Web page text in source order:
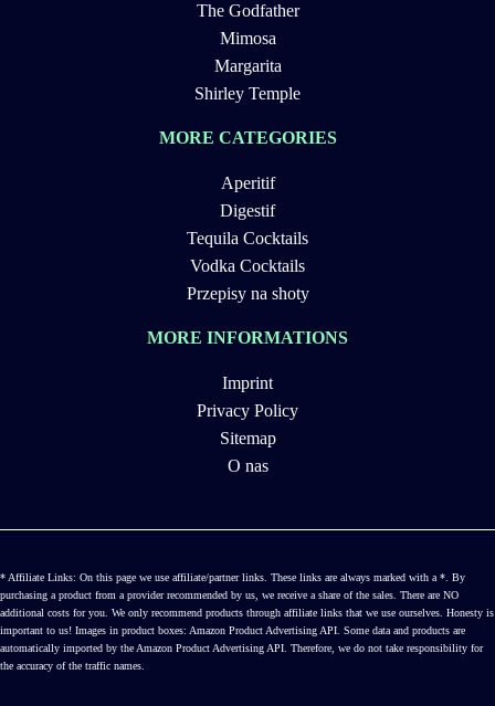
The Godfather
Mimosa
Margarita
Shirley Temple
MORE CATEGORIES
Aperitif
Digestif
Tequila Cocktails
Vodka Cocktails
Przepisy na shoty
MORE INFORMATIONS
Imprint
Privacy Policy
Sitemap
O nas
* Affiliate Links: On this page we use affiliate/partner links. These links are always marked with a *. By
purchasing a product from a provider recommended by us, we receive a share of the sales. There are NO
additional costs for you. We only recommend products through affiliate links that we use ourselves. Honesty is
important to us! Images in product boxes: Amazon Product Advertising API. Some data and products are
automatically imported by the Amazon Product Advertising API. Therefore, we do not take responsibility for
the accuracy of the traffic names.